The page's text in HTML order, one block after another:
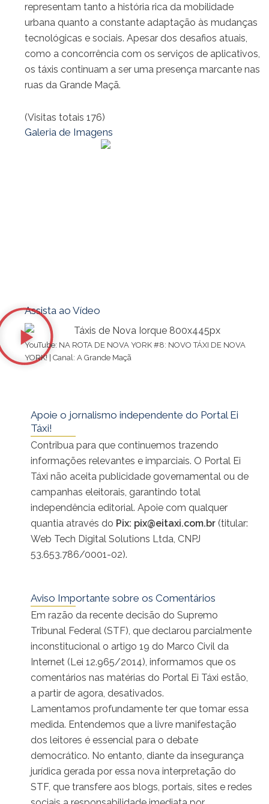
representam tanto a história rica da mobilidade
urbana quanto a constante adaptação às mudanças
tecnológicas e sociais. Apesar dos desafios atuais,
como a concorrência com os serviços de aplicativos,
os táxis continuam a ser uma presença marcante nas
ruas da Grande Maçã.
(Visitas totais 176)
Galeria de Imagens
Assista ao Vídeo
YouTube: NA ROTA DE NOVA YORK #8: NOVO TÁXI DE NOVA
YORK! | Canal: A Grande Maçã
Apoie o jornalismo independente do Portal Ei
Táxi!
Contribua para que continuemos trazendo
informações relevantes e imparciais. O Portal Ei
Táxi não aceita publicidade governamental ou de
campanhas eleitorais, garantindo total
independência editorial. Apoie com qualquer
quantia através do Pix: pix@eitaxi.com.br (titular:
Web Tech Digital Solutions Ltda, CNPJ
53.653.786/0001-02).
Aviso Importante sobre os Comentários
Em razão da recente decisão do Supremo
Tribunal Federal (STF), que declarou parcialmente
inconstitucional o artigo 19 do Marco Civil da
Internet (Lei 12.965/2014), informamos que os
comentários nas matérias do Portal Ei Táxi estão,
a partir de agora, desativados.
Lamentamos profundamente ter que tomar essa
medida. Entendemos que a livre manifestação
dos leitores é essencial para o debate
democrático. No entanto, diante da insegurança
jurídica gerada por essa nova interpretação do
STF, que transfere aos blogs, portais, sites e redes